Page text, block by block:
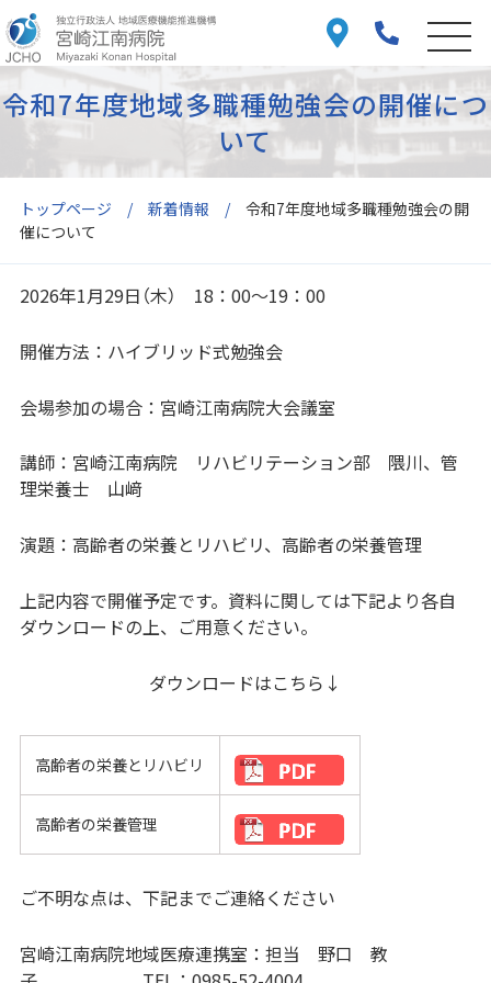
トップページ 新着情報
令和7年度地域多職種勉強会の開
催について
令和7年度地域多職種勉強会の開催につ
いて
2026年1月29日（木） 18：00～19：00
開催方法：ハイブリッド式勉強会
会場参加の場合：宮崎江南病院大会議室
講師：宮崎江南病院 リハビリテーション部 隈川、管
理栄養士 山﨑
演題：高齢者の栄養とリハビリ、高齢者の栄養管理
上記内容で開催予定です。資料に関しては下記より各自
ダウンロードの上、ご用意ください。
ダウンロードはこちら↓
高齢者の栄養とリハビリ
高齢者の栄養管理
ご不明な点は、下記までご連絡ください
宮崎江南病院地域医療連携室：担当 野口 教